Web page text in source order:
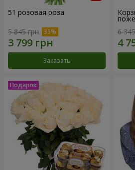
51 розовая роза
5 845 грн
Заказать
6